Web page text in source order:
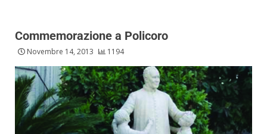
Commemorazione a Policoro
Novembre 14, 2013 1194